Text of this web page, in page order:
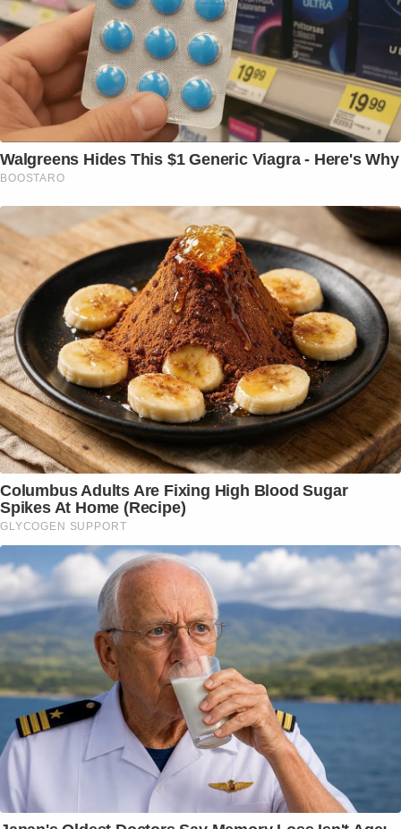
Walgreens Hides This $1 Generic Viagra - Here's Why
BOOSTARO
Columbus Adults Are Fixing High Blood Sugar
Spikes At Home (Recipe)
GLYCOGEN SUPPORT